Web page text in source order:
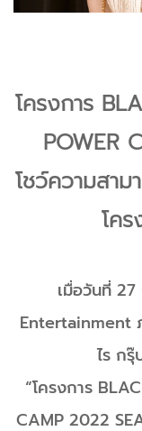
โครงการ
POWER
โชว์ความสา
โค
เมื่อวันที่
Entertainment
ไร ก
“โครงการ
CAMP 2022